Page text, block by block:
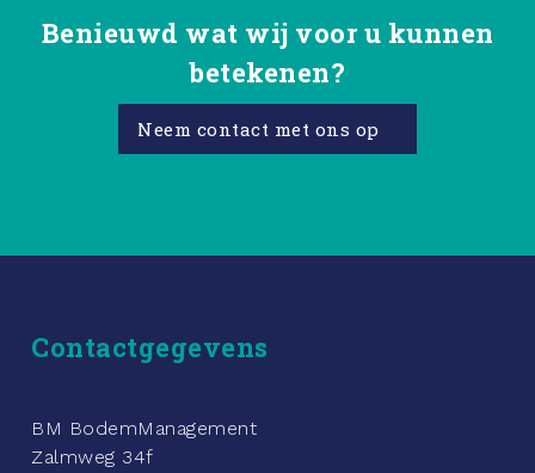
Benieuwd wat wij voor u kunnen
betekenen?
Neem contact met ons op
Contactgegevens
BM BodemManagement
Zalmweg 34f